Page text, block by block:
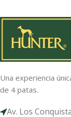
Una experiencia
de 4 patas.
Av. Los